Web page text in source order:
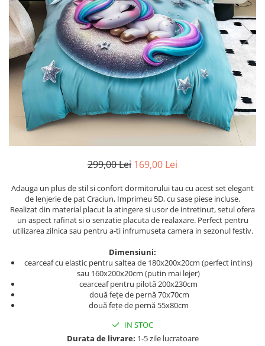
Cearceaf cu elastic
Cearceaf normal
Lenjerii De Pat Creponate
Lenjerii De Pat Bumbac Poplin 2
Persoane
Lenjerii De Pat Bumbac Poplin,
Matlasate, 2 Persoane
Lenjerii De Pat Bumbac Satinat 2
Persoane
Lenjerii De Pat Volanase
Lenjerii De Pat, Finet Premium 3D,
Lenjerii De Pat Jacquard
Lenjerii De Pat Catifea
Lenjerii De Pat Cocolino
Set Lenjerie De Pat Blana
Artificiala De Iepure, 6 Piese, 2
Set Lenjerie Pat Blanita Iepure, 6
Piese, Cu Pilota Inclusa
Lenjerii De Pat Premium Collection
Set Lenjerie De Pat, 7 Piese, Cu
Pilota / Cuvertura Inclusa
299,00 Lei 169,00 Lei
Adauga un plus de stil si confort dormitorului tau cu acest set elegant
de lenjerie de pat Craciun, Imprimeu 5D, cu sase piese incluse.
Realizat din material placut la atingere si usor de intretinut, setul ofera
un aspect rafinat si o senzatie placuta de realaxare. Perfect pentru
utilizarea zilnica sau pentru a-ti infrumuseta camera in sezonul festiv.
Dimensiuni:
cearceaf cu elastic pentru saltea de 180x200x20cm (perfect intins)
sau 160x200x20cm (putin mai lejer)
cearceaf pentru pilotă 200x230cm
două fețe de pernă 70x70cm
două fețe de pernă 55x80cm
IN STOC
Durata de livrare: 1-5 zile lucratoare